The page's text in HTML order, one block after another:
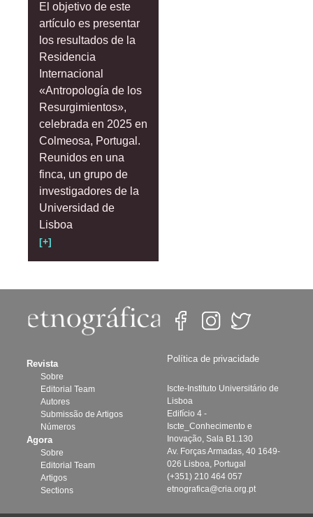
El objetivo de este
artículo es presentar
los resultados de la
Residencia
Internacional
«Antropología de los
Resurgimientos»,
celebrada en 2025 en
Colmeosa, Portugal.
Reunidos en una
finca, un grupo de
investigadores de la
Universidad de
Lisboa
[+]
Revista
Sobre
Editorial Team
Autores
Submissão de Artigos
Números
Agora
Sobre
Editorial Team
Artigos
Sections
Política de privacidade
Iscte-Instituto Universitário de
Lisboa
Edifício 4 -
Iscte_Conhecimento e
Inovação, Sala B1.130
Av. Forças Armadas, 40 1649-
026 Lisboa, Portugal
(+351) 210 464 057
etnografica@cria.org.pt